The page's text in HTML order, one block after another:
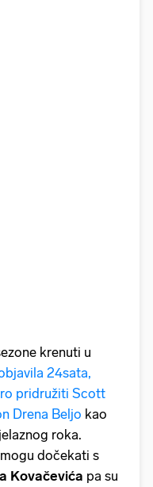
krenuti u
24sata,
pridružiti Scott
Drena Beljo kao
roka.
dočekati s
Kovačevića pa su